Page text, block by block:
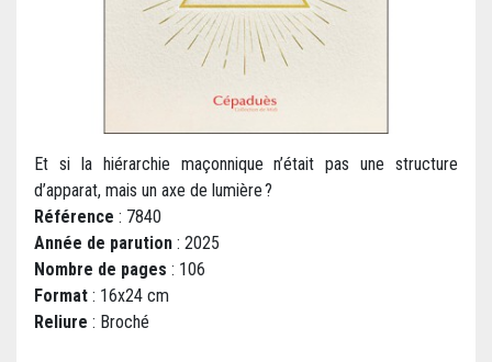
Et si la hiérarchie maçonnique n’était pas une structure
d’apparat, mais un axe de lumière ?
Référence : 7840
Année de parution : 2025
Nombre de pages : 106
Format : 16x24 cm
Reliure : Broché